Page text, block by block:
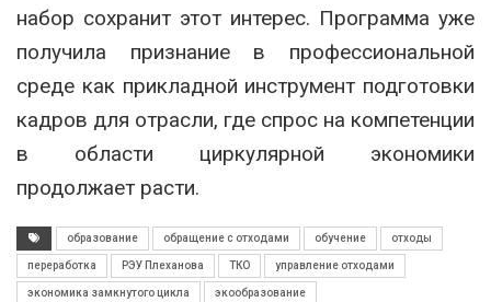
набор сохранит этот интерес. Программа уже
получила признание в профессиональной
среде как прикладной инструмент подготовки
кадров для отрасли, где спрос на компетенции
в области циркулярной экономики
продолжает расти.
образование обращение с отходами обучение отходы
переработка РЭУ Плеханова ТКО управление отходами
экономика замкнутого цикла экообразование